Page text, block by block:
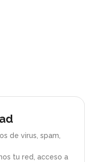
de virus, spam,
tu red, acceso a